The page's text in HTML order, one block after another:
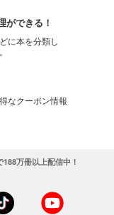
ができる！
に本を分類し
なクーポン情報
万冊以上配信中！